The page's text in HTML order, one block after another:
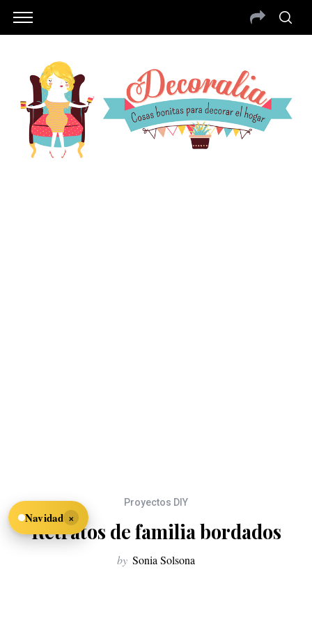
Proyectos DIY
Retratos de familia bordados
by Sonia Solsona
Navidad ×